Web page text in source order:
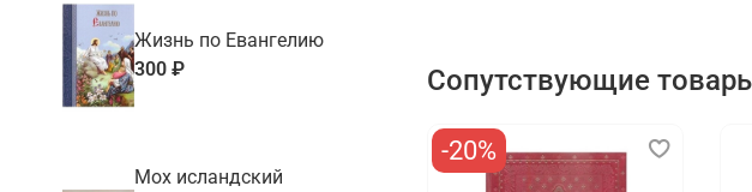
Сопутствующие
-20%
Жизнь по Евангелию
300 ₽
Мох исландский